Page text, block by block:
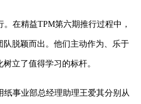
。在精益TPM第六期推行过程中，
脱颖而出。他们主动作为、乐于
立了值得学习的标杆。
事业部总经理助理王爱其分别从